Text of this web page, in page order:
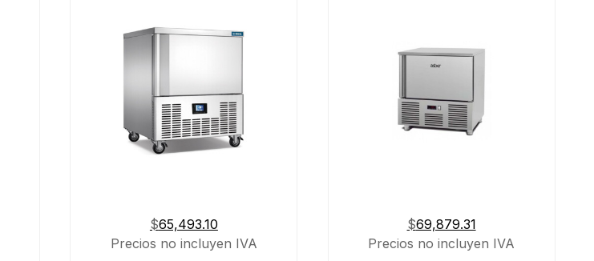
$65,493.10
Precios no incluyen IVA
$69,879.31
Precios no incluyen IVA